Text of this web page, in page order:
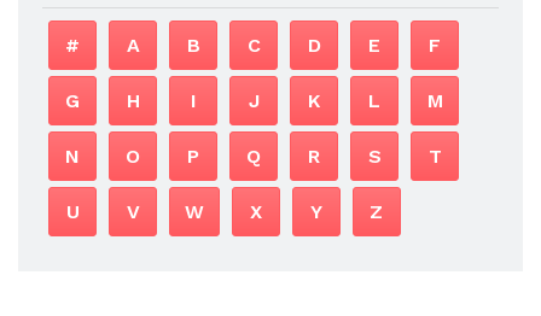
# A B C D E F
G H I J K L M
N O P Q R S T
U V W X Y Z